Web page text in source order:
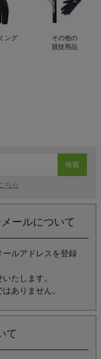
ング
その他の
競技用品
検索
ちら
ールについて
ルアドレスを登録
たします。
ありません。
て